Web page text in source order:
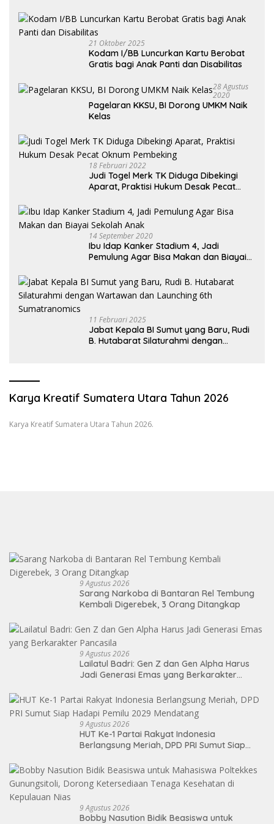
21 Oktober 2025
Kodam I/BB Luncurkan Kartu Berobat
Gratis bagi Anak Panti dan Disabilitas
28 Agustus
2020
Pagelaran KKSU, BI Dorong UMKM Naik
Kelas
18 Februari 2022
Judi Togel Merk TK Diduga Dibekingi
Aparat, Praktisi Hukum Desak Pecat
14 September 2020
Ibu Idap Kanker Stadium 4, Jadi
Pemulung Agar Bisa Makan dan Biayai
11 Februari 2025
Jabat Kepala BI Sumut yang Baru, Rudi
B. Hutabarat Silaturahmi dengan
Karya Kreatif Sumatera Utara Tahun 2026
Karya Kreatif Sumatera Utara Tahun 2026.
9 Agustus 2026
Sarang Narkoba di Bantaran Rel Tembung
Kembali Digerebek, 3 Orang Ditangkap
9 Agustus 2026
Lailatul Badri: Gen Z dan Gen Alpha Harus
Jadi Generasi Emas yang Berkarakter
9 Agustus 2026
HUT Ke-1 Partai Rakyat Indonesia
Berlangsung Meriah, DPD PRI Sumut Siap
9 Agustus 2026
Bobby Nasution Bidik Beasiswa untuk